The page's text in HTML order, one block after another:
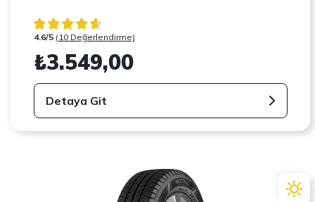
4.6/5 (10 Değerlendirme)
₺3.549,00
Detaya Git